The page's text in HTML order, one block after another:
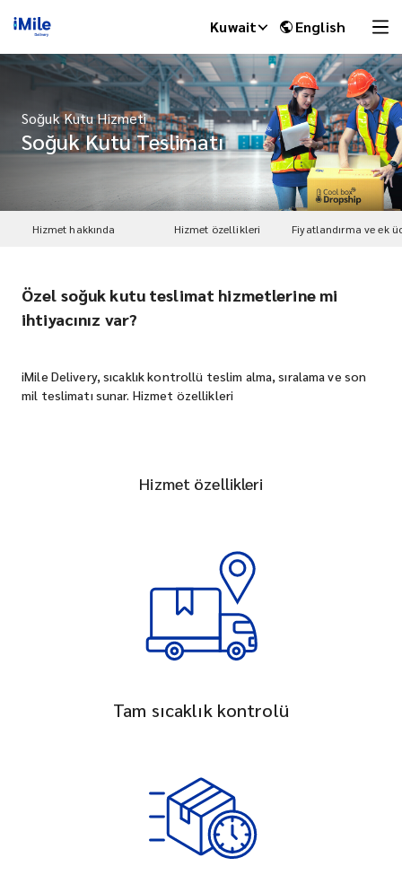
Kuwait English
Soğuk Kutu Hizmeti
Soğuk Kutu Teslimatı
Hizmet hakkında Hizmet özellikleri Fiyatlandırma ve ek
Özel soğuk kutu teslimat hizmetlerine mi
ihtiyacınız var?
iMile Delivery, sıcaklık kontrollü teslim alma, sıralama ve son
mil teslimatı sunar. Hizmet özellikleri
Hizmet özellikleri
Tam sıcaklık kontrolü
iMile Chat